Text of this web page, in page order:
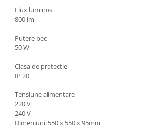
Sisteme de Iluminat Plug & Play
Iluminat Exterior
Proiectoare LED
Aplice de Exterior
Lampi de Gradina
Spoturi Exterior Incastrabile
Lampi Solare
Banda - Surse si Accesorii LED
Banda Led Decorativa
Flux luminos
800 lm
Putere bec
50 W
Clasa de protectie
IP 20
Tensiune alimentare
220 V
240 V
Dimeniuni: 550 x 550 x 95mm